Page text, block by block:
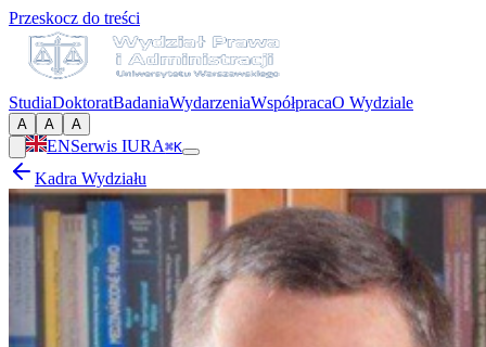
Przeskocz do treści
StudiaDoktoratBadaniaWydarzeniaWspółpracaO Wydziale
A A A
ENSerwis IURA⌘K
Kadra Wydziału